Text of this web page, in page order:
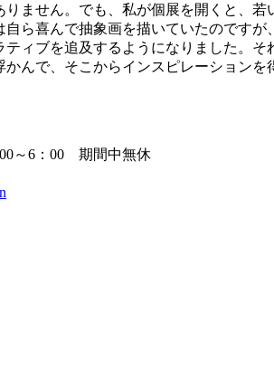
ません。でも、私が個展を開くと、
自ら喜んで抽象画を描いていたのです
ィブを追及するようになりました。
んで、そこからインスピレーションを
～6：00 期間中無休